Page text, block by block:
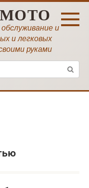
и
и легковых
руками